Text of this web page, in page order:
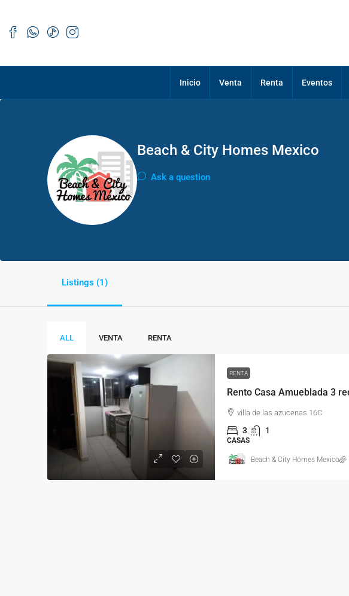
Inicio Venta Renta Eventos
Beach & City Homes Mexico
Ask a question
Listings (1)
ALL VENTA RENTA
RENTA
villa de las azucenas 16C
3 1
CASAS
Beach & City Homes Mexico